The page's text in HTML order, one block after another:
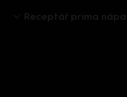
Receptář prima